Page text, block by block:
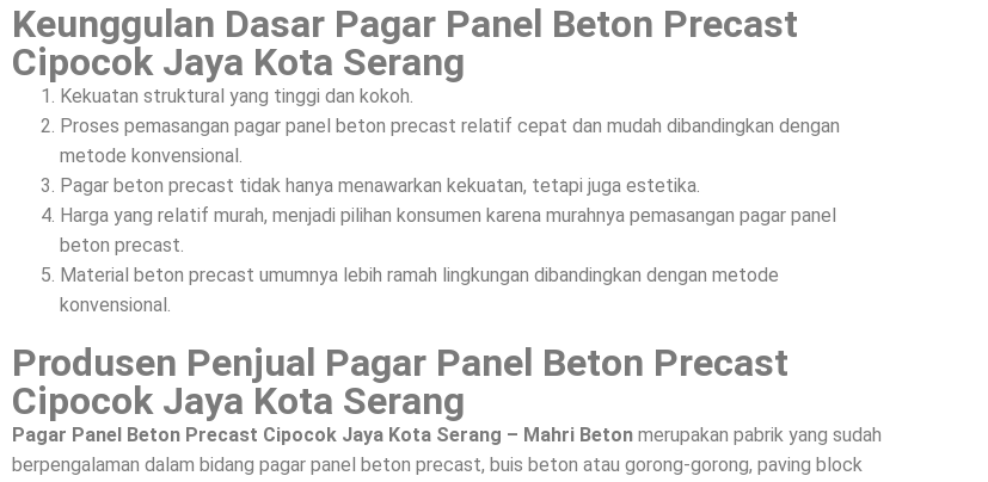
Keunggulan Dasar Pagar Panel Beton Precast
Cipocok Jaya Kota Serang
Kekuatan struktural yang tinggi dan kokoh.
Proses pemasangan pagar panel beton precast relatif cepat dan mudah dibandingkan dengan
metode konvensional.
Pagar beton precast tidak hanya menawarkan kekuatan, tetapi juga estetika.
Harga yang relatif murah, menjadi pilihan konsumen karena murahnya pemasangan pagar panel
beton precast.
Material beton precast umumnya lebih ramah lingkungan dibandingkan dengan metode
konvensional.
Produsen Penjual Pagar Panel Beton Precast
Cipocok Jaya Kota Serang
Pagar Panel Beton Precast Cipocok Jaya Kota Serang – Mahri Beton merupakan pabrik yang sudah
berpengalaman dalam bidang pagar panel beton precast, buis beton atau gorong-gorong, paving block